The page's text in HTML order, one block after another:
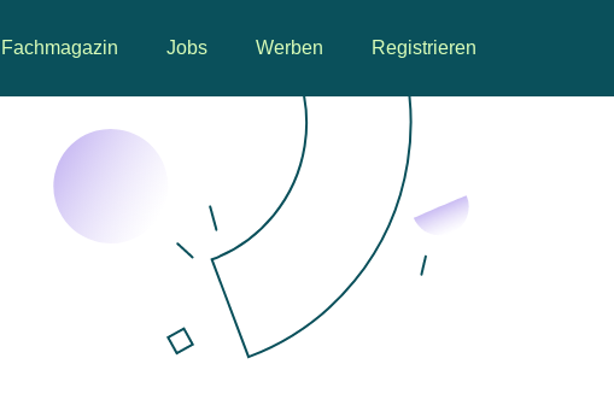
Fachmagazin Jobs Werben Registrieren